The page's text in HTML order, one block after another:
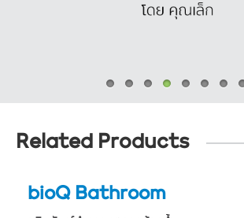
Related Products
bioQ Bathroom